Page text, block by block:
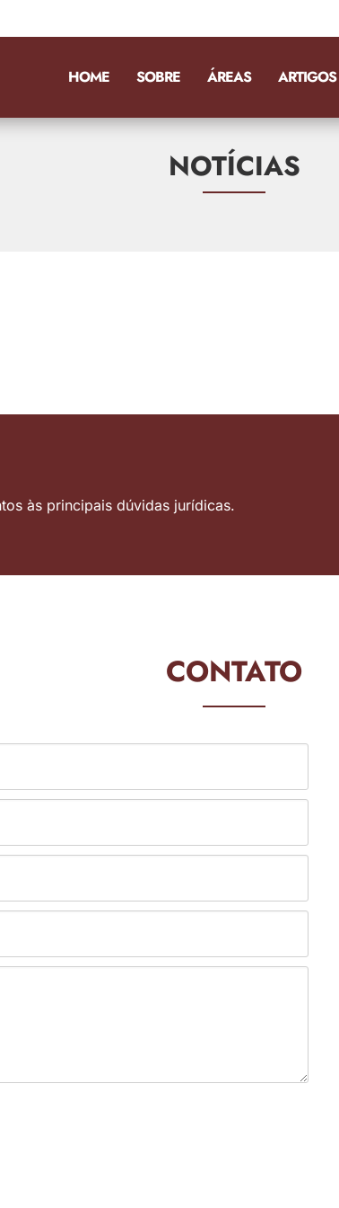
HOME SOBRE ÁREAS ARTIGOS
NOTÍCIAS
às principais dúvidas jurídicas.
CONTATO